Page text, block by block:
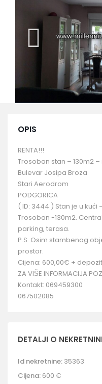
OPIS
RENTA!!!
Trosoban stan – 130m2
Bulevar Josipa Broza
Stari Aerodrom
PODGORICA
( ID: 3444 ) Stan je u
Trosoban -130m2.
parking, terasa.
P.S. Osim stambenog
prostor.
Cijena: 600,00€ + depozit
ZA VIŠE INFORMACIJA
Kontakt: 069459300
067502085
DETALJI O
Id nekretnine: 35363
Cijena: 600 €